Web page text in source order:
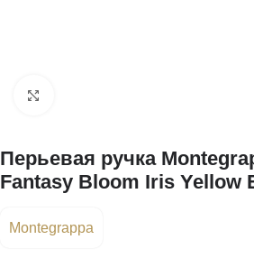
Перьевая ручка
Fantasy Bloom Iris Yellow
Montegrappa